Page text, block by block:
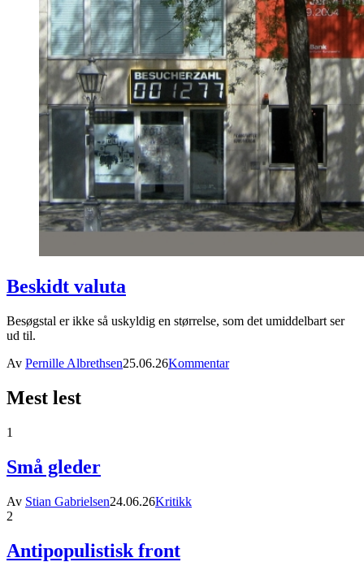
Beskidt valuta
Besøgstal er ikke så uskyldig en størrelse, som det umiddelbart ser
ud til.
Av Pernille Albrethsen25.06.26Kommentar
Mest lest
1
Små gleder
Av Stian Gabrielsen24.06.26Kritikk
2
Antipopulistisk front